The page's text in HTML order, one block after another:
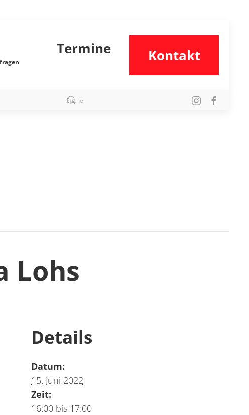
Termine Kontakt
Lohs
Details
Datum:
15. Juni 2022
Zeit:
16:00 bis 17:00